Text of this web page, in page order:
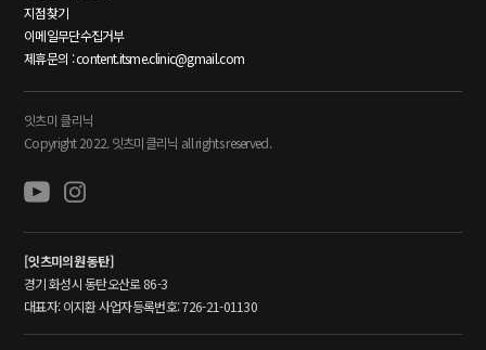
지점찾기
이메일무단수집거부
제휴문의 : content.itsme.clinic@gmail.com
잇츠미 클리닉
Copyright 2022. 잇츠미클리닉 all rights reserved.
[잇츠미의원 동탄]
경기 화성시 동탄오산로 86-3
대표자: 이지환 사업자등록번호: 726-21-01130